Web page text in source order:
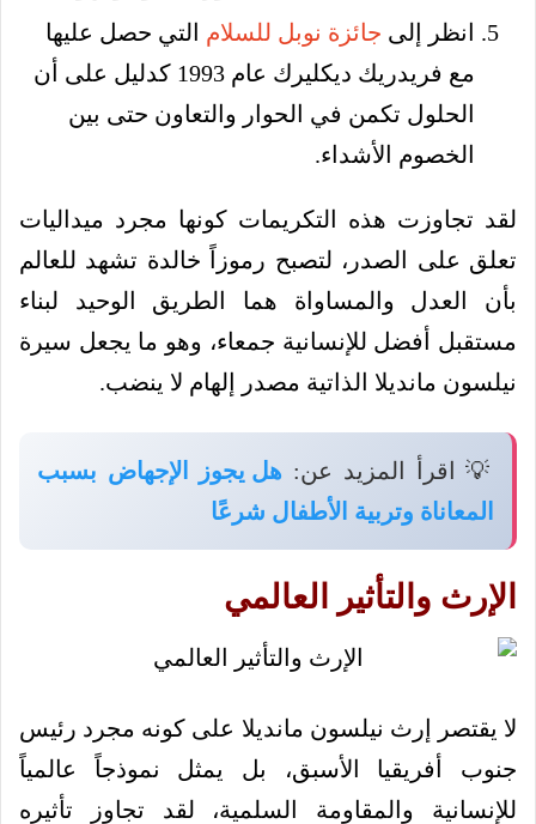
انظر إلى جائزة نوبل للسلام التي حصل عليها
مع فريدريك ديكليرك عام 1993 كدليل على أن
الحلول تكمن في الحوار والتعاون حتى بين
الخصوم الأشداء.
لقد تجاوزت هذه التكريمات كونها مجرد ميداليات
تعلق على الصدر، لتصبح رموزاً خالدة تشهد للعالم
بأن العدل والمساواة هما الطريق الوحيد لبناء
مستقبل أفضل للإنسانية جمعاء، وهو ما يجعل سيرة
نيلسون مانديلا الذاتية مصدر إلهام لا ينضب.
💡 اقرأ المزيد عن: هل يجوز الإجهاض بسبب
المعاناة وتربية الأطفال شرعًا
الإرث والتأثير العالمي
لا يقتصر إرث نيلسون مانديلا على كونه مجرد رئيس
جنوب أفريقيا الأسبق، بل يمثل نموذجاً عالمياً
للإنسانية والمقاومة السلمية، لقد تجاوز تأثيره